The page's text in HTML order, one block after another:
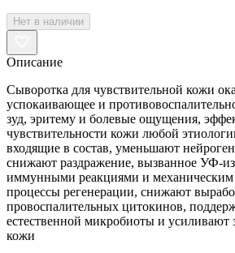
Нет в наличии
Описание
Сыворотка для чувствительной кожи
успокаивающее и
зуд, эритему и болевые ощущения,
чувствительности кожи любой
входящие в состав, уменьшают
снижают раздражение, вызванное УФ-
иммунными реакциями и механическим
процессы регенерации, снижают
провоспалительных цитокинов,
естественной микробиоты и
кожи